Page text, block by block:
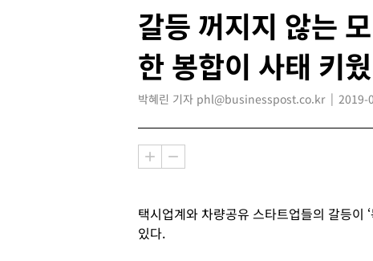
갈등 꺼지지 않는
한 봉합이 사태 키
박혜린 기자 phl@businesspost.co.kr 2019-
택시업계와 차량공유 스타트업들의 갈등이
있다.